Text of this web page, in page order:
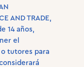
AND TRADE,
14 años,
el
tutores para